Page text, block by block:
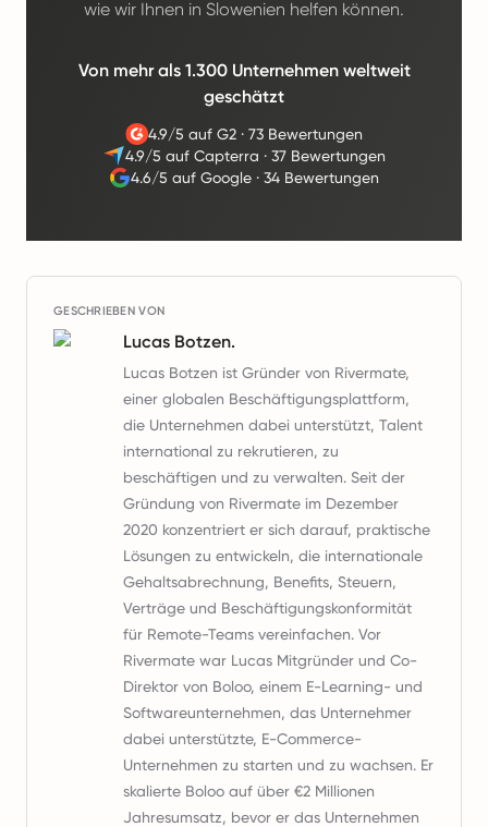
wie wir Ihnen in Slowenien helfen können.
Von mehr als 1.300 Unternehmen weltweit
geschätzt
4.9/5 auf G2· 73 Bewertungen
4.9/5 auf Capterra · 37 Bewertungen
4.6/5 auf Google ·34 Bewertungen
GESCHRIEBEN VON
Lucas Botzen.
Lucas Botzen ist Gründer von Rivermate,
einer globalen Beschäftigungsplattform,
die Unternehmen dabei unterstützt, Talent
international zu rekrutieren, zu
beschäftigen und zu verwalten. Seit der
Gründung von Rivermate im Dezember
2020 konzentriert er sich darauf, praktische
Lösungen zu entwickeln, die internationale
Gehaltsabrechnung, Benefits, Steuern,
Verträge und Beschäftigungskonformität
für Remote-Teams vereinfachen. Vor
Rivermate war Lucas Mitgründer und Co-
Direktor von Boloo, einem E-Learning- und
Softwareunternehmen, das Unternehmer
dabei unterstützte, E-Commerce-
Unternehmen zu starten und zu wachsen. Er
skalierte Boloo auf über €2 Millionen
Jahresumsatz, bevor er das Unternehmen